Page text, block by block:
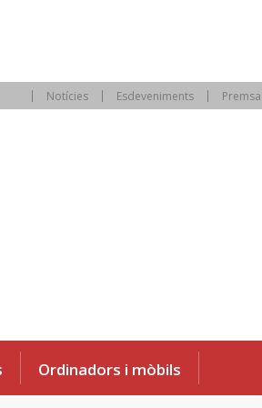
Notícies Esdeveniments Premsa
Ordinadors i mòbils